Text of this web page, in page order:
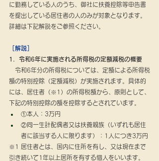
に勤務している人のうち、御社に扶養控除等申告書
を提出している居住者の人のみが対象となります。
詳細は下記解説をご参照ください。
［解説］
1．令和6年に実施される所得税の定額減税の概要
令和6年分の所得税については、定額による所得税
額の特別控除（定額減税）が実施されます。具体的
には、居住者（※1）の所得税額から、原則として、
下記の特別控除の額を控除するとされています。
①本人：3万円
②同一生計配偶者又は扶養親族（いずれも居住
者に該当する人に限ります）：1人につき3万円
※1 居住者とは、国内に住所を有し、又は現在まで
引き続いて1年以上居所を有する個人をいいます。